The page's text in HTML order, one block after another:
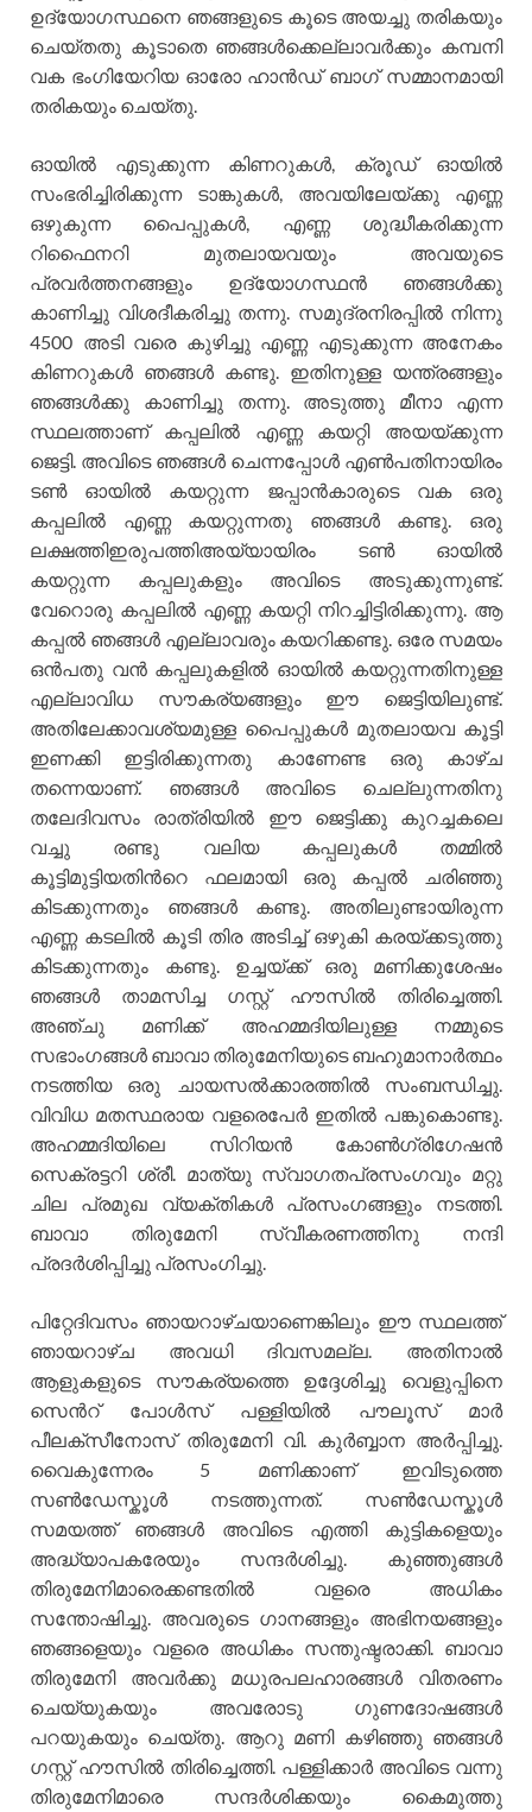
ഉദ്യോഗസ്ഥനെ ഞങ്ങളുടെ കൂടെ അയച്ചു തരികയും
ചെയ്തതു കൂടാതെ ഞങ്ങള്‍ക്കെല്ലാവര്‍ക്കും കമ്പനി
വക ഭംഗിയേറിയ ഓരോ ഹാന്‍ഡ് ബാഗ് സമ്മാനമായി
തരികയും ചെയ്തു.
ഓയില്‍ എടുക്കുന്ന കിണറുകള്‍, ക്രൂഡ് ഓയില്‍
സംഭരിച്ചിരിക്കുന്ന ടാങ്കുകള്‍, അവയിലേയ്ക്കു എണ്ണ
ഒഴുകുന്ന പൈപ്പുകള്‍, എണ്ണ ശുദ്ധീകരിക്കുന്ന
റിഫൈനറി മുതലായവയും അവയുടെ
പ്രവര്‍ത്തനങ്ങളും ഉദ്യോഗസ്ഥന്‍ ഞങ്ങള്‍ക്കു
കാണിച്ചു വിശദീകരിച്ചു തന്നു. സമുദ്രനിരപ്പില്‍ നിന്നു
4500 അടി വരെ കുഴിച്ചു എണ്ണ എടുക്കുന്ന അനേകം
കിണറുകള്‍ ഞങ്ങള്‍ കണ്ടു. ഇതിനുള്ള യന്ത്രങ്ങളും
ഞങ്ങള്‍ക്കു കാണിച്ചു തന്നു. അടുത്തു മീനാ എന്ന
സ്ഥലത്താണ് കപ്പലില്‍ എണ്ണ കയറ്റി അയയ്ക്കുന്ന
ജെട്ടി. അവിടെ ഞങ്ങള്‍ ചെന്നപ്പോള്‍ എണ്‍പതിനായിരം
ടണ്‍ ഓയില്‍ കയറ്റുന്ന ജപ്പാന്‍കാരുടെ വക ഒരു
കപ്പലില്‍ എണ്ണ കയറ്റുന്നതു ഞങ്ങള്‍ കണ്ടു. ഒരു
ലക്ഷത്തിഇരുപത്തിഅയ്യായിരം ടണ്‍ ഓയില്‍
കയറ്റുന്ന കപ്പലുകളും അവിടെ അടുക്കുന്നുണ്ട്.
വേറൊരു കപ്പലില്‍ എണ്ണ കയറ്റി നിറച്ചിട്ടിരിക്കുന്നു. ആ
കപ്പല്‍ ഞങ്ങള്‍ എല്ലാവരും കയറിക്കണ്ടു. ഒരേ സമയം
ഒന്‍പതു വന്‍ കപ്പലുകളില്‍ ഓയില്‍ കയറ്റുന്നതിനുള്ള
എല്ലാവിധ സൗകര്യങ്ങളും ഈ ജെട്ടിയിലുണ്ട്.
അതിലേക്കാവശ്യമുള്ള പൈപ്പുകള്‍ മുതലായവ കൂട്ടി
ഇണക്കി ഇട്ടിരിക്കുന്നതു കാണേണ്ട ഒരു കാഴ്ച
തന്നെയാണ്. ഞങ്ങള്‍ അവിടെ ചെല്ലുന്നതിനു
തലേദിവസം രാത്രിയില്‍ ഈ ജെട്ടിക്കു കുറച്ചകലെ
വച്ചു രണ്ടു വലിയ കപ്പലുകള്‍ തമ്മില്‍
കൂട്ടിമുട്ടിയതിന്‍റെ ഫലമായി ഒരു കപ്പല്‍ ചരിഞ്ഞു
കിടക്കുന്നതും ഞങ്ങള്‍ കണ്ടു. അതിലുണ്ടായിരുന്ന
എണ്ണ കടലില്‍ കൂടി തിര അടിച്ച് ഒഴുകി കരയ്ക്കടുത്തു
കിടക്കുന്നതും കണ്ടു. ഉച്ചയ്ക്ക് ഒരു മണിക്കുശേഷം
ഞങ്ങള്‍ താമസിച്ച ഗസ്റ്റ് ഹൗസില്‍ തിരിച്ചെത്തി.
അഞ്ചു മണിക്ക് അഹമ്മദിയിലുള്ള നമ്മുടെ
സഭാംഗങ്ങള്‍ ബാവാ തിരുമേനിയുടെ ബഹുമാനാര്‍ത്ഥം
നടത്തിയ ഒരു ചായസല്‍ക്കാരത്തില്‍ സംബന്ധിച്ചു.
വിവിധ മതസ്ഥരായ വളരെപേര്‍ ഇതില്‍ പങ്കുകൊണ്ടു.
അഹമ്മദിയിലെ സിറിയന്‍ കോണ്‍ഗ്രിഗേഷന്‍
സെക്രട്ടറി ശ്രീ. മാത്യു സ്വാഗതപ്രസംഗവും മറ്റു
ചില പ്രമുഖ വ്യക്തികള്‍ പ്രസംഗങ്ങളും നടത്തി.
ബാവാ തിരുമേനി സ്വീകരണത്തിനു നന്ദി
പ്രദര്‍ശിപ്പിച്ചു പ്രസംഗിച്ചു.
പിറ്റേദിവസം ഞായറാഴ്ചയാണെങ്കിലും ഈ സ്ഥലത്ത്
ഞായറാഴ്ച അവധി ദിവസമല്ല. അതിനാല്‍
ആളുകളുടെ സൗകര്യത്തെ ഉദ്ദേശിച്ചു വെളുപ്പിനെ
സെന്‍റ് പോള്‍സ് പള്ളിയില്‍ പൗലൂസ് മാര്‍
പീലക്സീനോസ് തിരുമേനി വി. കുര്‍ബ്ബാന അര്‍പ്പിച്ചു.
വൈകുന്നേരം 5 മണിക്കാണ് ഇവിടുത്തെ
സണ്‍ഡേസ്കൂള്‍ നടത്തുന്നത്. സണ്‍ഡേസ്കൂള്‍
സമയത്ത് ഞങ്ങള്‍ അവിടെ എത്തി കുട്ടികളെയും
അദ്ധ്യാപകരേയും സന്ദര്‍ശിച്ചു. കുഞ്ഞുങ്ങള്‍
തിരുമേനിമാരെക്കണ്ടതില്‍ വളരെ അധികം
സന്തോഷിച്ചു. അവരുടെ ഗാനങ്ങളും അഭിനയങ്ങളും
ഞങ്ങളെയും വളരെ അധികം സന്തുഷ്ടരാക്കി. ബാവാ
തിരുമേനി അവര്‍ക്കു മധുരപലഹാരങ്ങള്‍ വിതരണം
ചെയ്യുകയും അവരോടു ഗുണദോഷങ്ങള്‍
പറയുകയും ചെയ്തു. ആറു മണി കഴിഞ്ഞു ഞങ്ങള്‍
ഗസ്റ്റ് ഹൗസില്‍ തിരിച്ചെത്തി. പള്ളിക്കാര്‍ അവിടെ വന്നു
തിരുമേനിമാരെ സന്ദര്‍ശിക്കയും കൈമുത്തു